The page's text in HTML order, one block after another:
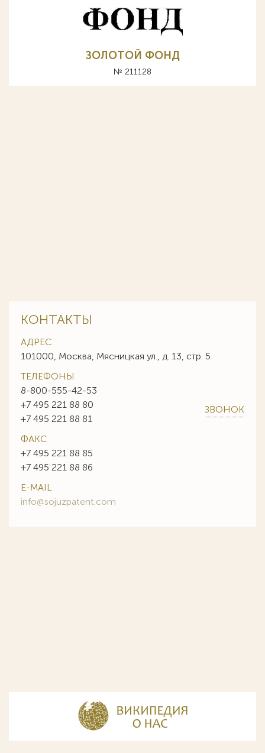
ЗОЛОТОЙ ФОНД
№ 211128
КОНТАКТЫ
АДРЕС
101000, Москва, Мясницкая ул., д. 13, стр. 5
ТЕЛЕФОНЫ
8-800-555-42-53
+7 495 221 88 80
+7 495 221 88 81
ЗВОНОК
ФАКС
+7 495 221 88 85
+7 495 221 88 86
E-MAIL
info@sojuzpatent.com